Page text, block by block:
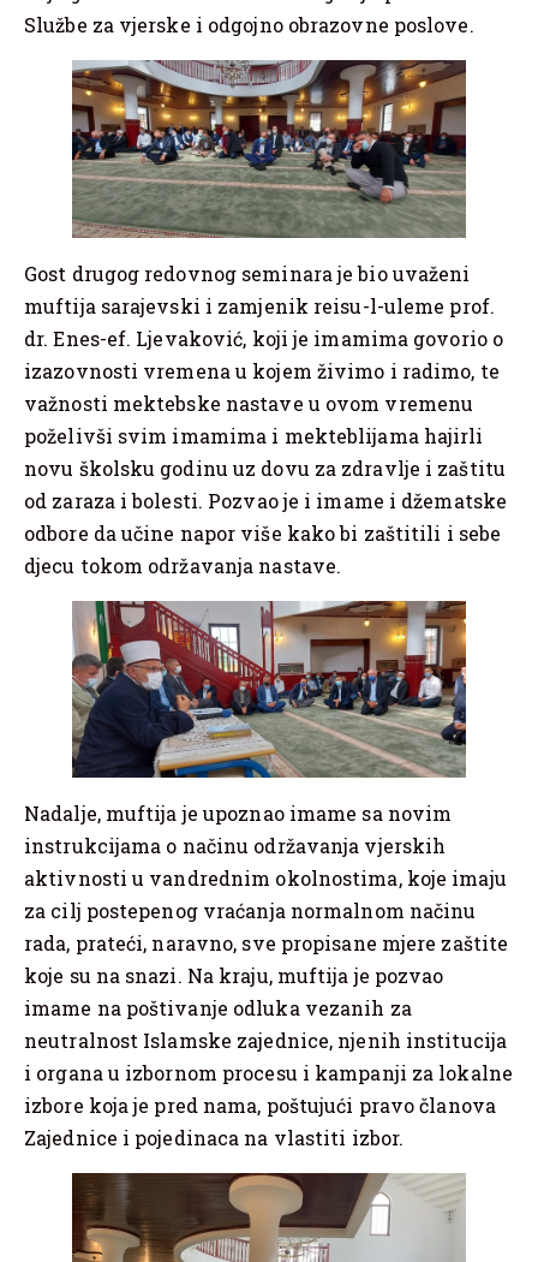
Službe za vjerske i odgojno obrazovne poslove.
Gost drugog redovnog seminara je bio uvaženi
muftija sarajevski i zamjenik reisu-l-uleme prof.
dr. Enes-ef. Ljevaković, koji je imamima govorio o
izazovnosti vremena u kojem živimo i radimo, te
važnosti mektebske nastave u ovom vremenu
poželivši svim imamima i mekteblijama hajirli
novu školsku godinu uz dovu za zdravlje i zaštitu
od zaraza i bolesti. Pozvao je i imame i džematske
odbore da učine napor više kako bi zaštitili i sebe
djecu tokom održavanja nastave.
Nadalje, muftija je upoznao imame sa novim
instrukcijama o načinu održavanja vjerskih
aktivnosti u vandrednim okolnostima, koje imaju
za cilj postepenog vraćanja normalnom načinu
rada, prateći, naravno, sve propisane mjere zaštite
koje su na snazi. Na kraju, muftija je pozvao
imame na poštivanje odluka vezanih za
neutralnost Islamske zajednice, njenih institucija
i organa u izbornom procesu i kampanji za lokalne
izbore koja je pred nama, poštujući pravo članova
Zajednice i pojedinaca na vlastiti izbor.